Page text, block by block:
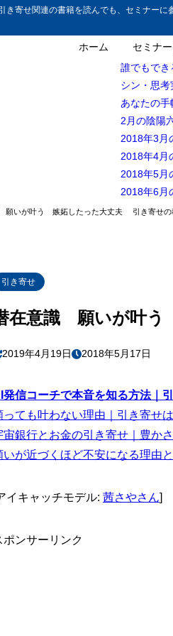
き寄せ関連の書籍を読んでも、セミナー
ホーム
セミナ
誰でもでき
シン・思
あなたの
2月の陰陽
2018年3月
2018年4月
2018年5月
2018年6月
願いが叶う 嫉妬したった大丈夫 引き寄せの
引き寄せ
在意識 願いが叶
2019年4月19日 2018年5月17日
発信コーチで本音を知る方法｜
っても叶わない理由｜引き寄せ
宙銀行とお金の引き寄せ｜豊か
いが近づくほど不安になる理由
イキャッチモデル: 茜さやさん]
ポンサーリンク
目次
どうして嫉妬
１他人と自
２自分に自
嫉妬をしても